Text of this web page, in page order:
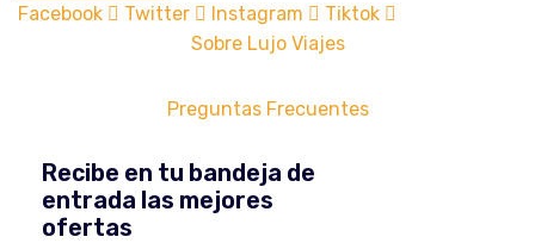
Facebook
Twitter Instagram
Tiktok
Sobre Lujo Viajes
Preguntas Frecuentes
Recibe en tu bandeja de
entrada las mejores
ofertas